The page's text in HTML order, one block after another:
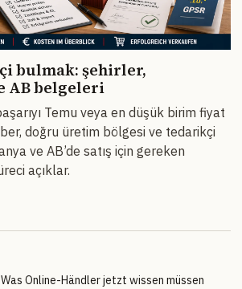
bulmak: şehirler,
AB belgeleri
Temu veya en düşük birim fiyat
doğru üretim bölgesi ve tedarikçi
ve AB’de satış için gereken
açıklar.
Online-Händler jetzt wissen müssen